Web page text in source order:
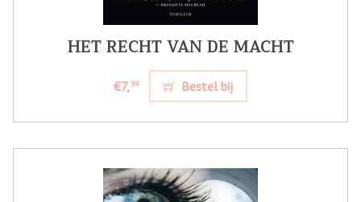
HET RECHT VAN DE MACHT
€7,99 Bestel bij